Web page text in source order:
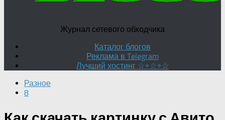
Журнал сетевого обходчика
Каталог блогов
Реклама в Telegram
Лучший хостинг ☆∘☆∘☆
Разное
8